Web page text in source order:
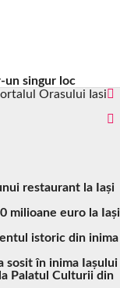
un singur loc
Orasului Iasi
restaurant la Iași
milioane euro la Iași
istoric din inima
sosit în inima Iașului
Palatul Culturii din